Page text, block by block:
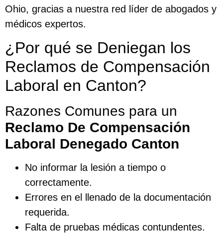
Ohio, gracias a nuestra red líder de abogados y
médicos expertos.
¿Por qué se Deniegan los
Reclamos de Compensación
Laboral en Canton?
Razones Comunes para un
Reclamo De Compensación
Laboral Denegado Canton
No informar la lesión a tiempo o
correctamente.
Errores en el llenado de la documentación
requerida.
Falta de pruebas médicas contundentes.